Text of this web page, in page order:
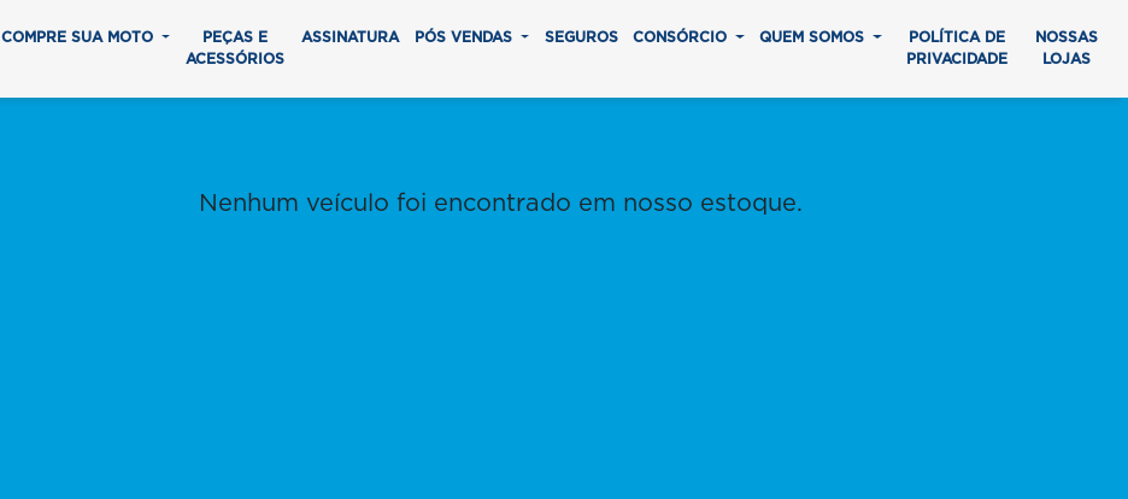
COMPRE SUA MOTO
PEÇAS E
ACESSÓRIOS
ASSINATURA PÓS VENDAS SEGUROS CONSÓRCIO QUEM SOMOS
POLÍTICA DE
PRIVACIDADE
NOSSAS
LOJAS
Nenhum veículo foi encontrado em nosso estoque.